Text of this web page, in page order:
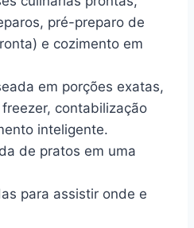
pré-preparo de
e cozimento em
em porções exatas,
contabilização
inteligente.
de pratos em uma
para assistir onde e